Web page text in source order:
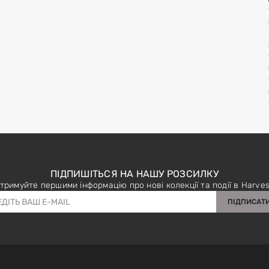
ПІДПИШІТЬСЯ НА НАШУ РОЗСИЛКУ
першими інформацію про нові колекції та події в